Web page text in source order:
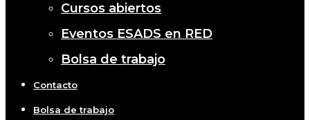
Cursos abiertos
Eventos ESADS en RED
Bolsa de trabajo
Contacto
Bolsa de trabajo